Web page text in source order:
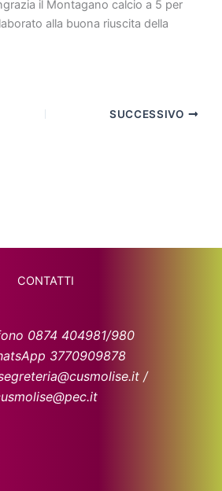
il Montagano calcio a 5 per
alla buona riuscita della
SUCCESSIVO
CONTATTI
0874 404981/980
3770909878
/